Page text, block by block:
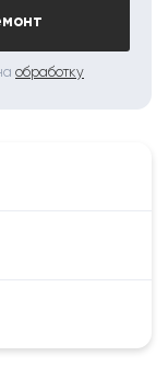
обработку